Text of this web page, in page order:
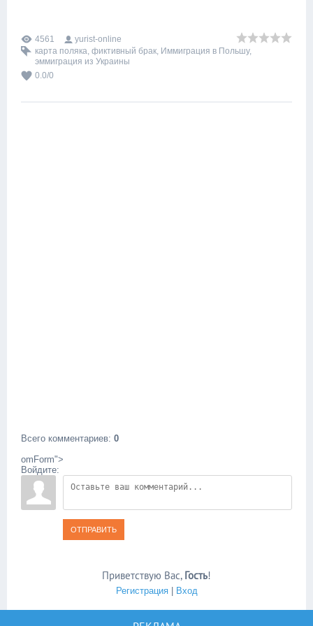
4561
yurist-online
карта поляка, фиктивный брак, Иммиграция в Польшу,
эммиграция из Украины
0.0/0
Всего комментариев: 0
omForm">
Войдите:
ОТПРАВИТЬ
Приветствую Вас, Гость!
Регистрация| Вход